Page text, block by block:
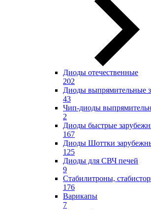
Диоды отечественные
202
Диоды выпрямительные
43
Чип-диоды
2
Диоды быстрые
167
Диоды Шоттки
125
Диоды для СВЧ печей
9
Стабилитроны,
176
Варикапы
7